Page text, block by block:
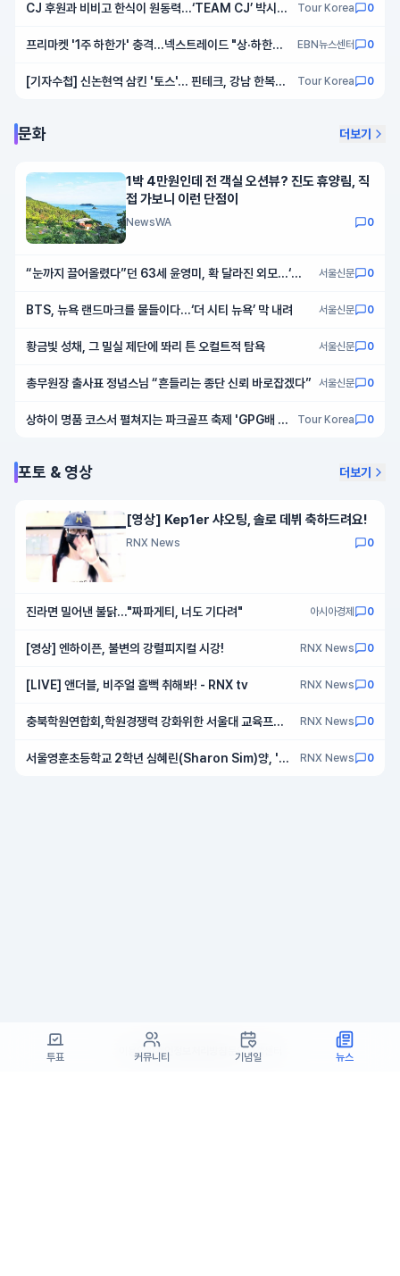
CJ 후원과 비비고 한식이 원동력…‘TEAM CJ’ 박시
Tour Korea 0
프리마켓 '1주 하한가' 충격…넥스트레이드 "상·하한가
EBN뉴스센터 0
[기자수첩] 신논현역 삼킨 '토스'… 핀테크, 강남 한복판
Tour Korea 0
문화 더보기
1박 4만원인데 전 객실 오션뷰? 진도 휴양림, 직
접 가보니 이런 단점이
NewsWA 0
“눈까지 끌어올렸다”던 63세 윤영미, 확 달라진 외모…‘안
서울신문 0
BTS, 뉴욕 랜드마크를 물들이다…‘더 시티 뉴욕’ 막 내려 서울신문 0
황금빛 성채, 그 밀실 제단에 똬리 튼 오컬트적 탐욕 서울신문 0
총무원장 출사표 정념스님 “흔들리는 종단 신뢰 바로잡겠다” 서울신문 0
상하이 명품 코스서 펼쳐지는 파크골프 축제 'GPG배 파
Tour Korea 0
포토 & 영상 더보기
[영상] Kep1er 샤오팅, 솔로 데뷔 축하드려요!
RNX News 0
진라면 밀어낸 불닭…"짜파게티, 너도 기다려" 아시아경제 0
[영상] 엔하이픈, 불변의 강렬피지컬 시강! RNX News 0
[LIVE] 앤더블, 비주얼 흠뻑 취해봐! - RNX tv RNX News 0
충북학원연합회,학원경쟁력 강화위한 서울대 교육프로
RNX News 0
서울영훈초등학교 2학년 심혜린(Sharon Sim)양, '애
RNX News 0
이용약관개인정보처리방침 문의고객센터
투표 커뮤니티 기념일 뉴스